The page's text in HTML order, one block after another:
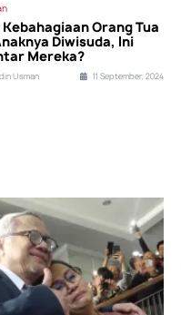
Orang Tua
Diwisuda, Ini
Mereka?
Usman 11 September, 2024